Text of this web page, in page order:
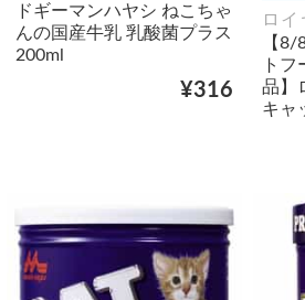
ドギーマンハヤシ ねこちゃ
んの国産牛乳 乳酸菌プラス
200ml
¥316
ロ
【
ト
品】
キャ